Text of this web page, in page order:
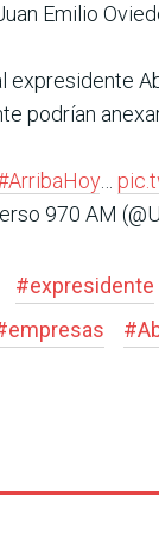
Emilio
podrían
…
970 AM
#expresidente
empresas #